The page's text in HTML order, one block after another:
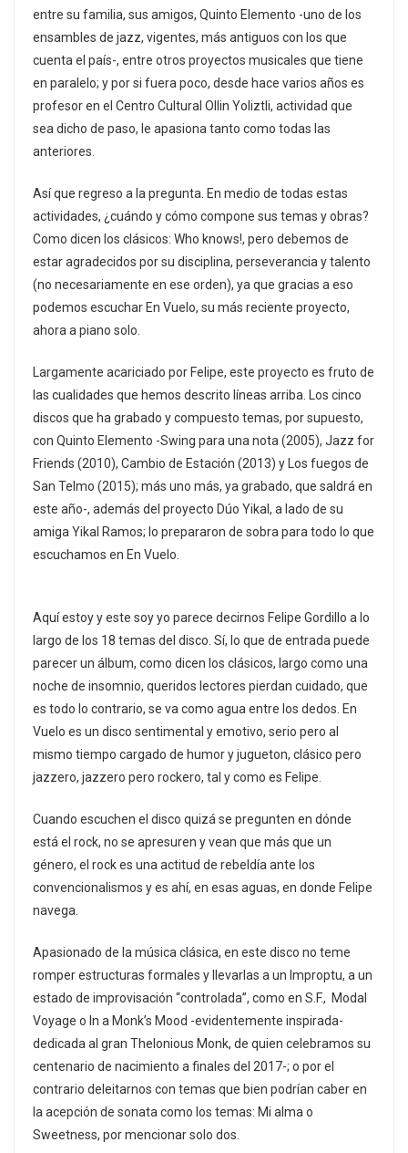
entre su familia, sus amigos, Quinto Elemento -uno de los
ensambles de jazz, vigentes, más antiguos con los que
cuenta el país-, entre otros proyectos musicales que tiene
en paralelo; y por si fuera poco, desde hace varios años es
profesor en el Centro Cultural Ollin Yoliztli, actividad que
sea dicho de paso, le apasiona tanto como todas las
anteriores.
Así que regreso a la pregunta. En medio de todas estas
actividades, ¿cuándo y cómo compone sus temas y obras?
Como dicen los clásicos: Who knows!, pero debemos de
estar agradecidos por su disciplina, perseverancia y talento
(no necesariamente en ese orden), ya que gracias a eso
podemos escuchar En Vuelo, su más reciente proyecto,
ahora a piano solo.
Largamente acariciado por Felipe, este proyecto es fruto de
las cualidades que hemos descrito líneas arriba. Los cinco
discos que ha grabado y compuesto temas, por supuesto,
con Quinto Elemento -Swing para una nota (2005), Jazz for
Friends (2010), Cambio de Estación (2013) y Los fuegos de
San Telmo (2015); más uno más, ya grabado, que saldrá en
este año-, además del proyecto Dúo Yikal, a lado de su
amiga Yikal Ramos; lo prepararon de sobra para todo lo que
escuchamos en En Vuelo.
Aquí estoy y este soy yo parece decirnos Felipe Gordillo a lo
largo de los 18 temas del disco. Sí, lo que de entrada puede
parecer un álbum, como dicen los clásicos, largo como una
noche de insomnio, queridos lectores pierdan cuidado, que
es todo lo contrario, se va como agua entre los dedos. En
Vuelo es un disco sentimental y emotivo, serio pero al
mismo tiempo cargado de humor y jugueton, clásico pero
jazzero, jazzero pero rockero, tal y como es Felipe.
Cuando escuchen el disco quizá se pregunten en dónde
está el rock, no se apresuren y vean que más que un
género, el rock es una actitud de rebeldía ante los
convencionalismos y es ahí, en esas aguas, en donde Felipe
navega.
Apasionado de la música clásica, en este disco no teme
romper estructuras formales y llevarlas a un Improptu, a un
estado de improvisación “controlada”, como en S.F., Modal
Voyage o In a Monk’s Mood -evidentemente inspirada-
dedicada al gran Thelonious Monk, de quien celebramos su
centenario de nacimiento a finales del 2017-; o por el
contrario deleitarnos con temas que bien podrían caber en
la acepción de sonata como los temas: Mi alma o
Sweetness, por mencionar solo dos.